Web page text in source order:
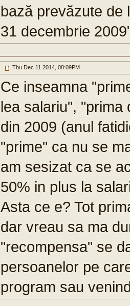
bază prevăzute de
31 decembrie
Thu Dec 11 2014, 08:09PM
Ce inseamna
lea salariu", "prima
din 2009 (anul
"prime" ca nu se
am sesizat ca se
50% in plus la
Asta ce e? Tot
dar vreau sa ma
"recompensa" se
persoanelor pe
program sau